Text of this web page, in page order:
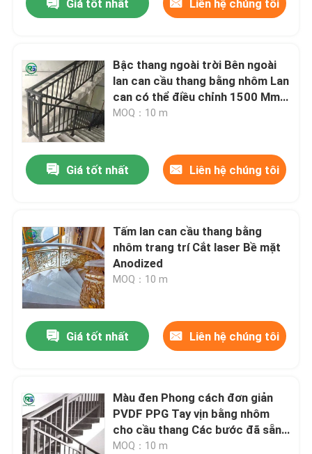
Giá tốt nhất Liên hệ chúng tôi
Bậc thang ngoài trời Bên ngoài
lan can cầu thang bằng nhôm Lan
can có thể điều chỉnh 1500 Mm
1800 Mm
MOQ：10 m
Giá tốt nhất Liên hệ chúng tôi
Tấm lan can cầu thang bằng
nhôm trang trí Cắt laser Bề mặt
Anodized
MOQ：10 m
Giá tốt nhất Liên hệ chúng tôi
Màu đen Phong cách đơn giản
PVDF PPG Tay vịn bằng nhôm
cho cầu thang Các bước đã sẵn
sàng để lắp ráp
MOQ：10 m